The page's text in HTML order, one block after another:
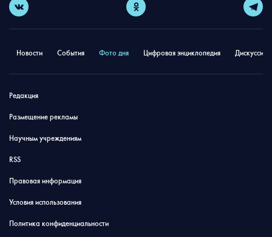
Новости События Фото дня Цифровая энциклопедия
Редакция
Размещение рекламы
Научным учреждениям
RSS
Правовая информация
Условия использования
Политика конфиденциальности